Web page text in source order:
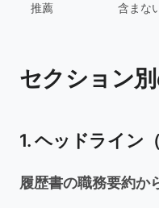
推薦 含まな
セクション
1. ヘッドライン
履歴書の職務要約か